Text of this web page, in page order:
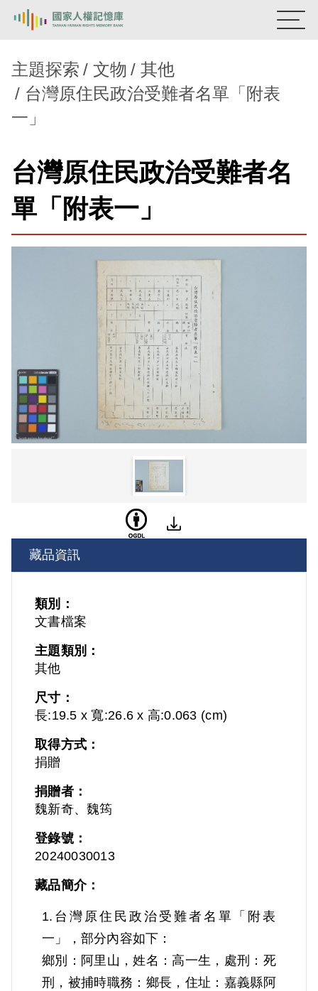
熱門關鍵字：陳孟和 李舜治 鹿窟事件
安康接待室
新生訓導處
背景知識
關於我們
主題探索 文物
其他
台灣原住民政治受難者名單「附表
一」
台灣原住民政治受難者名
單「附表一」
藏品資訊
類別：
文書檔案
主題類別：
其他
尺寸：
長:19.5 x 寬:26.6 x 高:0.063 (cm)
取得方式：
捐贈
捐贈者：
魏新奇、魏筠
登錄號：
20240030013
藏品簡介：
1.台灣原住民政治受難者名單「附表
一」，部分內容如下：
鄉別：阿里山，姓名：高一生，處刑：死
刑，被捕時職務：鄉長，住址：嘉義縣阿